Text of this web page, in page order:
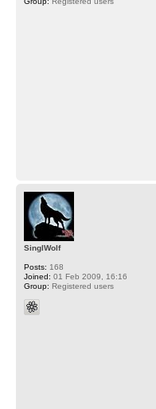
SinglWolf
Posts: 168
Joined: 01 Feb 2009, 16:16
Group: Registered users